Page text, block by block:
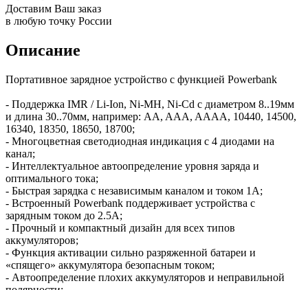
Доставим Ваш заказ
в любую точку России
Описание
Портативное зарядное устройство с функцией Powerbank
- Поддержка IMR / Li-Ion, Ni-MH, Ni-Cd с диаметром 8..19мм
и длина 30..70мм, например: AA, AAA, AAAA, 10440, 14500,
16340, 18350, 18650, 18700;
- Многоцветная светодиодная индикация с 4 диодами на
канал;
- Интеллектуальное автоопределение уровня заряда и
оптимального тока;
- Быстрая зарядка с независимым каналом и током 1А;
- Встроенный Powerbank поддерживает устройства с
зарядным током до 2.5А;
- Прочный и компактный дизайн для всех типов
аккумуляторов;
- Функция активации сильно разряженной батареи и
«спящего» аккумулятора безопасным током;
- Aвтоопределение плохих аккумуляторов и неправильной